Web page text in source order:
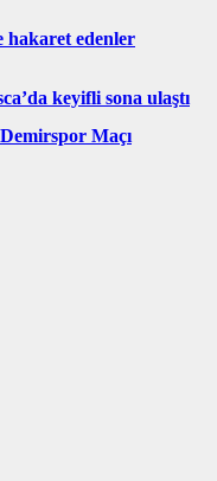
hakaret edenler
keyifli sona ulaştı
Maçı